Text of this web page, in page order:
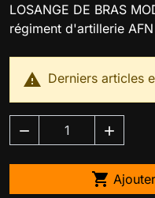
LOSANGE DE BRAS
régiment d'artillerie
 Derniers articles
 
